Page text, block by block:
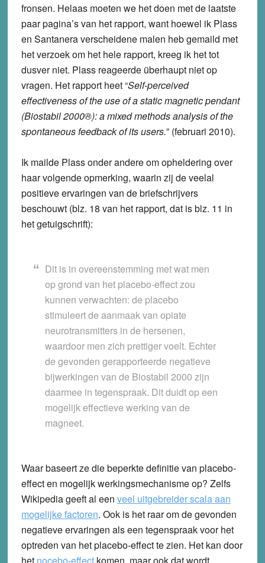
fronsen. Helaas moeten we het doen met de laatste
paar pagina’s van het rapport, want hoewel ik Plass
en Santanera verscheidene malen heb gemaild met
het verzoek om het hele rapport, kreeg ik het tot
dusver niet. Plass reageerde überhaupt niet op
vragen. Het rapport heet “Self-perceived
effectivenessof the use of a static magnetic pendant
(Biostabil 2000®): a mixed methods analysis of the
spontaneous feedback of its users.” (februari 2010).
Ik mailde Plass onder andere om opheldering over
haar volgende opmerking, waarin zij de veelal
positieve ervaringen van de briefschrijvers
beschouwt (blz. 18 van het rapport, dat is blz. 11 in
het getuigschrift):
Dit is in overeenstemming met wat men
op grond van het placebo-effect zou
kunnen verwachten: de placebo
stimuleert de aanmaak van opiate
neurotransmitters in de hersenen,
waardoor men zich prettiger voelt. Echter
de gevonden gerapporteerde negatieve
bijwerkingen van de Biostabil 2000 zijn
daarmee in tegenspraak. Dit duidt op een
mogelijk effectieve werking van de
magneet.
Waar baseert ze die beperkte definitie van placebo-
effect en mogelijk werkingsmechanisme op? Zelfs
Wikipedia geeft al een veel uitgebreider scala aan
mogelijke factoren. Ook is het raar om de gevonden
negatieve ervaringen als een tegenspraak voor het
optreden van het placebo-effect te zien. Het kan door
het nocebo-effectkomen, maar ook dat wordt